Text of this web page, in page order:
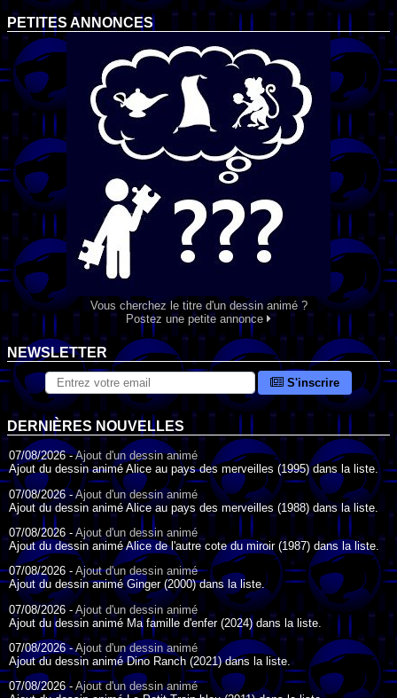
PETITES ANNONCES
Vous cherchez le titre d'un dessin animé ?
Postez une petite annonce
NEWSLETTER
S'inscrire
DERNIÈRES NOUVELLES
07/08/2026 -Ajout d'un dessin animé
Ajout du dessin animé Alice au pays des merveilles (1995) dans la liste.
07/08/2026 -Ajout d'un dessin animé
Ajout du dessin animé Alice au pays des merveilles (1988) dans la liste.
07/08/2026 - Ajout d'un dessin animé
Ajout du dessin animé Alice de l'autre cote du miroir (1987) dans la liste.
07/08/2026 - Ajout d'un dessin animé
Ajout du dessin animé Ginger (2000) dans la liste.
07/08/2026 -Ajout d'un dessin animé
Ajout du dessin animé Ma famille d'enfer (2024) dans la liste.
07/08/2026 -Ajout d'un dessin animé
Ajout du dessin animé Dino Ranch (2021) dans la liste.
07/08/2026 - Ajout d'un dessin animé